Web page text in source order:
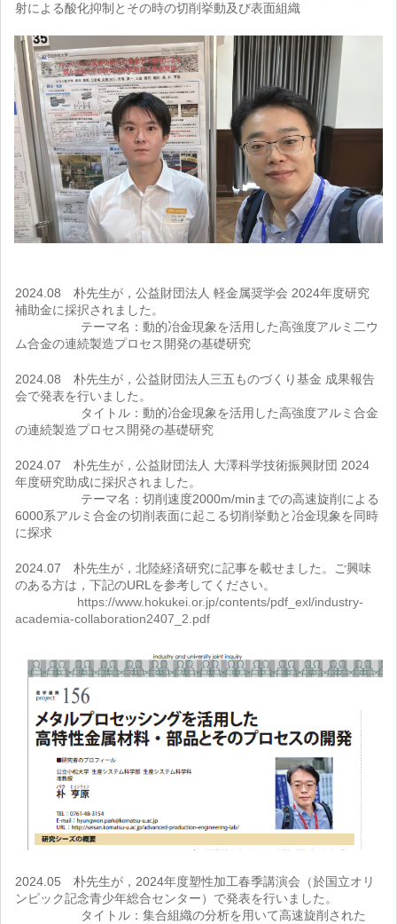
射による酸化抑制とその時の切削挙動及び表面組織
2024.08 朴先生が，公益財団法人 軽金属奨学会 2024年度研究
補助金に採択されました。
テーマ名：動的冶金現象を活用した高強度アルミ二ウ
ム合金の連続製造プロセス開発の基礎研究
2024.08 朴先生が，公益財団法人三五ものづくり基金 成果報告
会で発表を行いました。
タイトル：動的冶金現象を活用した高強度アルミ合金
の連続製造プロセス開発の基礎研究
2024.07 朴先生が，公益財団法人 大澤科学技術振興財団 2024
年度研究助成に採択されました。
テーマ名：切削速度2000m/minまでの高速旋削による
6000系アルミ合金の切削表面に起こる切削挙動と冶金現象を同時
に探求
2024.07 朴先生が，北陸経済研究に記事を載せました。ご興味
のある方は，下記のURLを参考してください。
https://www.hokukei.or.jp/contents/pdf_exl/industry-
academia-collaboration2407_2.pdf
2024.05 朴先生が，2024年度塑性加工春季講演会（於国立オリ
ンピック記念青少年総合センター）で発表を行いました。
タイトル：集合組織の分析を用いて高速旋削された